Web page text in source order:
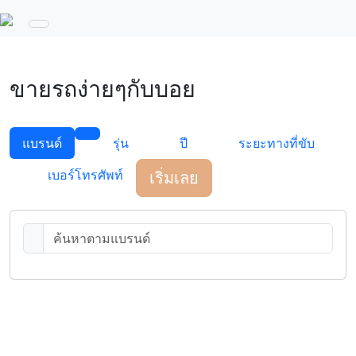
ขายรถง่ายๆกับบอย
แบรนด์ รุ่น ปี
ระยะทางที่ขับ
เบอร์โทรศัพท์
เริ่มเลย